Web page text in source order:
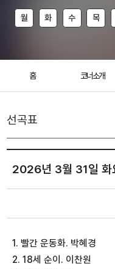
월 화 수 목
홈 코너소개
선곡표
2026년 3월 31일 화
1. 빨간 운동화. 박혜경
2. 18세 순이. 이찬원